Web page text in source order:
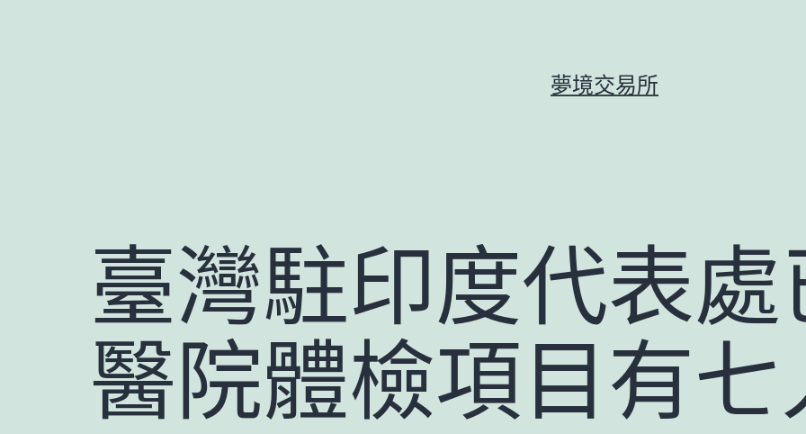
夢境交易所
臺灣駐印度代表
醫院體檢項目有